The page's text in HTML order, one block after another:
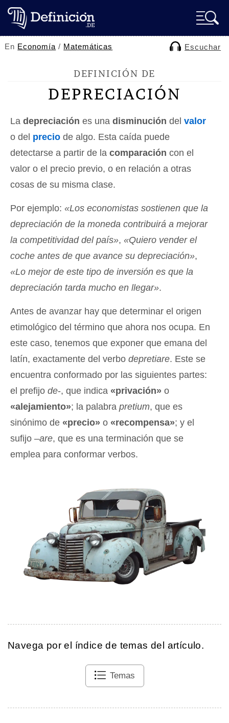
En Economía / Matemáticas Escuchar
DEFINICIÓN DE
DEPRECIACIÓN
La depreciación es una disminución del valor
o del precio de algo. Esta caída puede
detectarse a partir de la comparación con el
valor o el precio previo, o en relación a otras
cosas de su misma clase.
Por ejemplo: «Los economistas sostienen que la
depreciación de la moneda contribuirá a mejorar
la competitividad del país», «Quiero vender el
coche antes de que avance su depreciación»,
«Lo mejor de este tipo de inversión es que la
depreciación tarda mucho en llegar».
Antes de avanzar hay que determinar el origen
etimológico del término que ahora nos ocupa. En
este caso, tenemos que exponer que emana del
latín, exactamente del verbo depretiare. Este se
encuentra conformado por las siguientes partes:
el prefijo de-, que indica «privación» o
«alejamiento»; la palabra pretium, que es
sinónimo de «precio» o «recompensa»; y el
sufijo –are, que es una terminación que se
emplea para conformar verbos.
Navega por el índice de temas del artículo.
Temas